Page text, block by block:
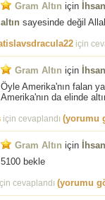
Gram Altın için İhsan_
altın sayesinde değil
için
Gram Altın için İhsan_
Öyle Amerika'nın falan
Amerika'nın da elinde
için cevaplandı (yorumu
Gram Altın için İhsan_
5100 bekle
cevaplandı (yorumu